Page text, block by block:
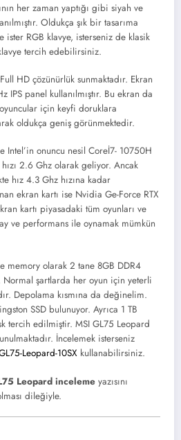
her zaman yaptığı gibi siyah ve
Oldukça şık bir tasarıma
ister RGB klavye, isterseniz de klasik
klavye tercih edebilirsiniz.
HD çözünürlük sunmaktadır. Ekran
panel kullanılmıştır. Bu ekran da
için keyfi doruklara
oldukça geniş görünmektedir.
Intel’in onuncu nesil Coreİ7- 10750H
2.6 Ghz olarak geliyor. Ancak
hız 4.3 Ghz hızına kadar
ekran kartı ise Nvidia Ge-Force RTX
kartı piyasadaki tüm oyunları ve
ve performans ile oynamak mümkün
memory olarak 2 tane 8GB DDR4
şartlarda her oyun için yeterli
Depolama kısmına da değinelim.
SSD bulunuyor. Ayrıca 1 TB
tercih edilmiştir. MSI GL75 Leopard
İncelemek isterseniz
Leopard-10SX kullanabilirsiniz.
Leopard inceleme yazısını
dileğiyle.